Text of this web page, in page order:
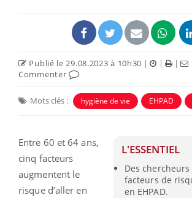
Publié le 29.08.2023 à 10h30 | | |
Commenter
Mots clés : hygiène de vie EHPAD
L'ESSENTIEL
Des
facteurs de
en EHPAD.
Entre 60 et 64 ans,
cinq facteurs
augmentent le
risque d’aller en